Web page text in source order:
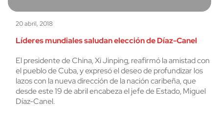
20 abril, 2018
Líderes mundiales saludan elección de Díaz-Canel
El presidente de China, Xi Jinping, reafirmó la amistad con
el pueblo de Cuba, y expresó el deseo de profundizar los
lazos con la nueva dirección de la nación caribeña, que
desde este 19 de abril encabeza el jefe de Estado, Miguel
Díaz-Canel.